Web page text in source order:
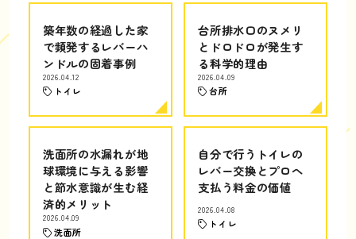
築年数の経過した家
で頻発するレバーハ
ンドルの固着事例
2026.04.12
トイレ
台所排水口のヌメリ
とドロドロが発生す
る科学的理由
2026.04.09
台所
洗面所の水漏れが地
球環境に与える影響
と節水意識が生む経
済的メリット
2026.04.09
洗面所
自分で行うトイレの
レバー交換とプロへ
支払う料金の価値
2026.04.08
トイレ